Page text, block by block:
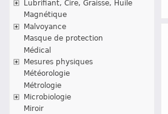
Lubrifiant, Cire, Graisse, Huile
Magnétique
Malvoyance
Masque de protection
Médical
Mesures physiques
Météorologie
Métrologie
Microbiologie
Miroir